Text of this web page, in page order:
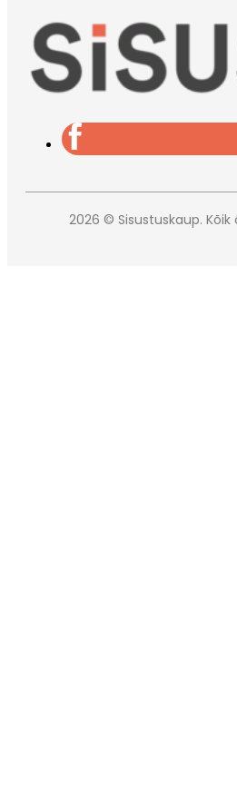
2026 © Sisustuskaup.